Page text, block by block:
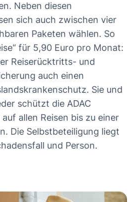
Neben diesen
sich auch zwischen vier
Paketen wählen. So
für 5,90 Euro pro Monat:
Reiserücktritts- und
auch einen
Sie und
schützt die ADAC
allen Reisen bis zu einer
Die Selbstbeteiligung liegt
und Person.